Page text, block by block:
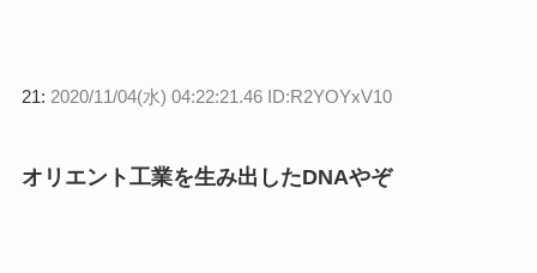
21: 2020/11/04(水) 04:22:21.46 ID:R2YOYxV10
オリエント工業を生み出したDNAやぞ